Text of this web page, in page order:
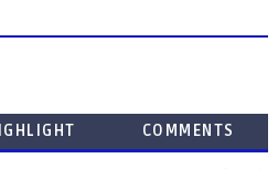
COMMENTS